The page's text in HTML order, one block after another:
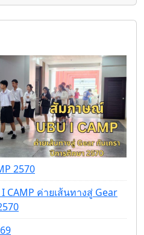
2570
CAMP ค่ายเส้นทางสู่ Gear